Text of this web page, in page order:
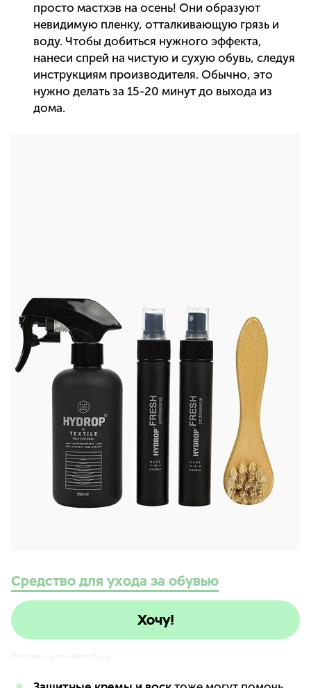
просто мастхэв на осень! Они образуют
невидимую пленку, отталкивающую грязь и
воду. Чтобы добиться нужного эффекта,
нанеси спрей на чистую и сухую обувь, следуя
инструкциям производителя. Обычно, это
нужно делать за 15-20 минут до выхода из
дома.
Средство для ухода за обувью
Хочу!